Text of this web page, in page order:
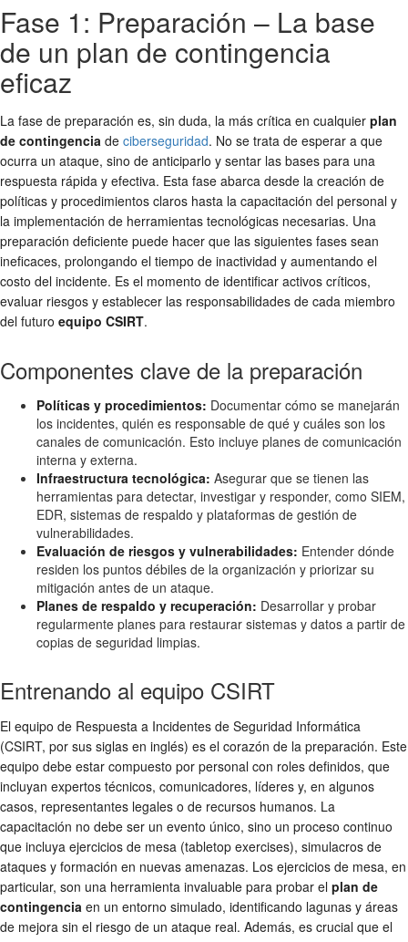
Fase 1: Preparación – La base
de un plan de contingencia
eficaz
La fase de preparación es, sin duda, la más crítica en cualquier plan
de contingencia de ciberseguridad. No se trata de esperar a que
ocurra un ataque, sino de anticiparlo y sentar las bases para una
respuesta rápida y efectiva. Esta fase abarca desde la creación de
políticas y procedimientos claros hasta la capacitación del personal y
la implementación de herramientas tecnológicas necesarias. Una
preparación deficiente puede hacer que las siguientes fases sean
ineficaces, prolongando el tiempo de inactividad y aumentando el
costo del incidente. Es el momento de identificar activos críticos,
evaluar riesgos y establecer las responsabilidades de cada miembro
del futuro equipo CSIRT.
Componentes clave de la preparación
Políticas y procedimientos: Documentar cómo se manejarán
los incidentes, quién es responsable de qué y cuáles son los
canales de comunicación. Esto incluye planes de comunicación
interna y externa.
Infraestructura tecnológica: Asegurar que se tienen las
herramientas para detectar, investigar y responder, como SIEM,
EDR, sistemas de respaldo y plataformas de gestión de
vulnerabilidades.
Evaluación de riesgos y vulnerabilidades: Entender dónde
residen los puntos débiles de la organización y priorizar su
mitigación antes de un ataque.
Planes de respaldo y recuperación: Desarrollar y probar
regularmente planes para restaurar sistemas y datos a partir de
copias de seguridad limpias.
Entrenando al equipo CSIRT
El equipo de Respuesta a Incidentes de Seguridad Informática
(CSIRT, por sus siglas en inglés) es el corazón de la preparación. Este
equipo debe estar compuesto por personal con roles definidos, que
incluyan expertos técnicos, comunicadores, líderes y, en algunos
casos, representantes legales o de recursos humanos. La
capacitación no debe ser un evento único, sino un proceso continuo
que incluya ejercicios de mesa (tabletop exercises), simulacros de
ataques y formación en nuevas amenazas. Los ejercicios de mesa, en
particular, son una herramienta invaluable para probar el plan de
contingencia en un entorno simulado, identificando lagunas y áreas
de mejora sin el riesgo de un ataque real. Además, es crucial que el